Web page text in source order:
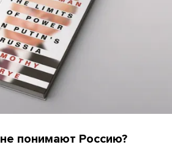
понимают Россию?